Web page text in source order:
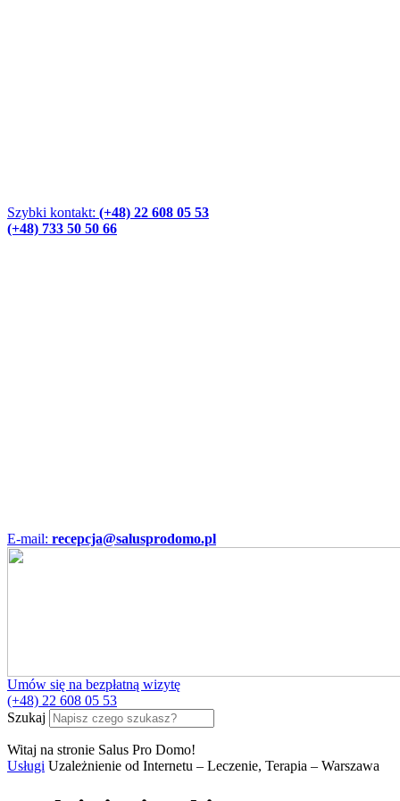
Szybki kontakt: (+48) 22 608 05 53
(+48) 733 50 50 66
E-mail: recepcja@salusprodomo.pl
Umów się na bezpłatną wizytę
(+48) 22 608 05 53
Szukaj
Witaj na stronie Salus Pro Domo!
Usługi Uzależnienie od Internetu – Leczenie, Terapia – Warszawa